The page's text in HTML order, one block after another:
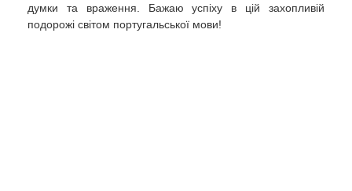
думки та враження. Бажаю успіху в цій захопливій
подорожі світом португальської мови!